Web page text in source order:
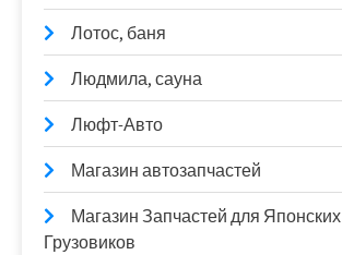
Лотос, баня
Людмила, сауна
Люфт-Авто
Магазин автозапчастей
Магазин Запчастей для Японских
Грузовиков